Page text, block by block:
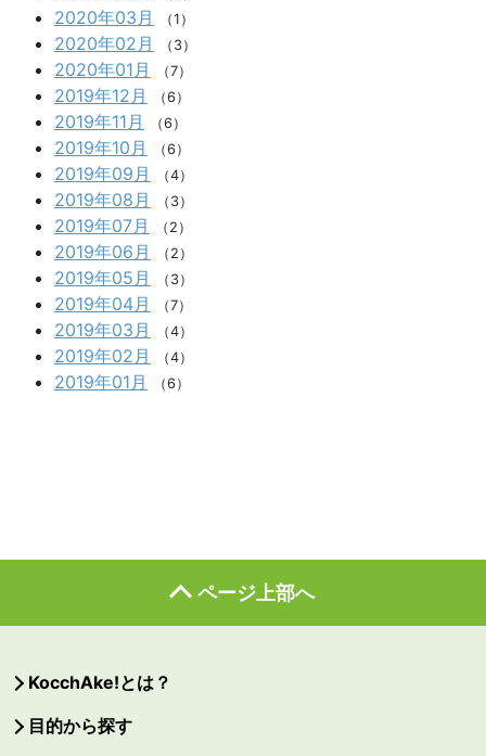
2020年03月 （1）
2020年02月 （3）
2020年01月 （7）
2019年12月 （6）
2019年11月 （6）
2019年10月 （6）
2019年09月 （4）
2019年08月 （3）
2019年07月 （2）
2019年06月 （2）
2019年05月 （3）
2019年04月 （7）
2019年03月 （4）
2019年02月 （4）
2019年01月 （6）
ページ上部へ
KocchAke!とは？
目的から探す